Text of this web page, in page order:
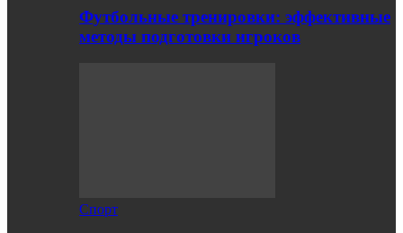
Футбольные тренировки: эффективные
методы подготовки игроков
Спорт